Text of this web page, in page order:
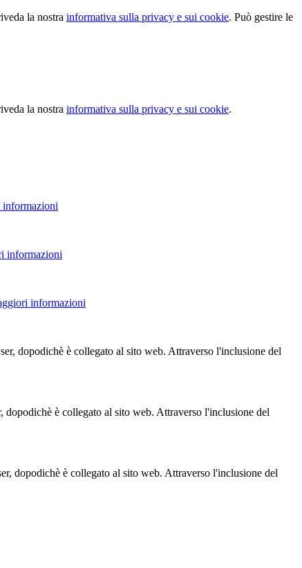
la nostra informativa sulla privacy e sui cookie. Può gestire le
la nostra informativa sulla privacy e sui cookie.
informazioni
informazioni
informazioni
dopodichè è collegato al sito web. Attraverso l'inclusione del
è collegato al sito web. Attraverso l'inclusione del
dopodichè è collegato al sito web. Attraverso l'inclusione del